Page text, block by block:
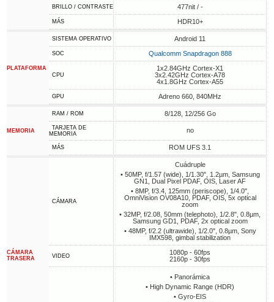
BRILLO / CONTRASTE 477nit / -
MÁS HDR10+
PLATAFORMA
SISTEMA OPERATIVO Android 11
SOC Qualcomm Snapdragon 888
CPU
1x2.84GHz Cortex-X1
3x2.42GHz Cortex-A78
4x1.8GHz Cortex-A55
GPU Adreno 660, 840MHz
MEMORIA
RAM / ROM 8/128, 12/256 Go
TARJETA DE
MEMORIA
no
MÁS ROM UFS 3.1
CÁMARA
TRASERA
CÁMARA
Cuádruple
• 50MP, f/1.57 (wide), 1/1.30", 1.2µm, Samsung
GN1, Dual Pixel PDAF, OIS, Laser AF
• 8MP, f/3.4, 125mm (periscope), 1/4.0",
OmniVision OV08A10, PDAF, OIS, 5x optical
zoom
• 32MP, f/2.08, 50mm (telephoto), 1/2.8", 0.8µm,
Samsung GD1, PDAF, 2x optical zoom
• 48MP, f/2.2 (ultrawide), 1/2.0", 0.8µm, Sony
IMX598, gimbal stabilization
VIDEO
1080p - 60fps
2160p - 30fps
• Panorámica
• High Dynamic Range (HDR)
• Gyro-EIS